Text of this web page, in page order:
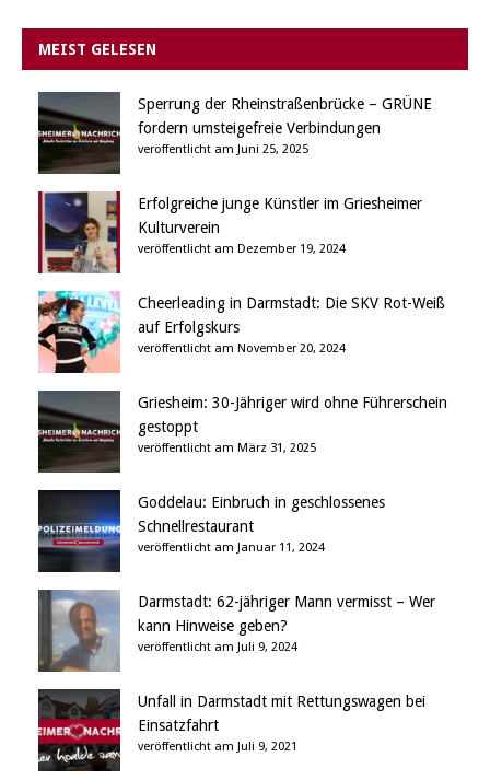
MEIST GELESEN
Sperrung der Rheinstraßenbrücke – GRÜNE
fordern umsteigefreie Verbindungen
veröffentlicht am Juni 25, 2025
Erfolgreiche junge Künstler im Griesheimer
Kulturverein
veröffentlicht am Dezember 19, 2024
Cheerleading in Darmstadt: Die SKV Rot-Weiß
auf Erfolgskurs
veröffentlicht am November 20, 2024
Griesheim: 30-Jähriger wird ohne Führerschein
gestoppt
veröffentlicht am März 31, 2025
Goddelau: Einbruch in geschlossenes
Schnellrestaurant
veröffentlicht am Januar 11, 2024
Darmstadt: 62-jähriger Mann vermisst – Wer
kann Hinweise geben?
veröffentlicht am Juli 9, 2024
Unfall in Darmstadt mit Rettungswagen bei
Einsatzfahrt
veröffentlicht am Juli 9, 2021